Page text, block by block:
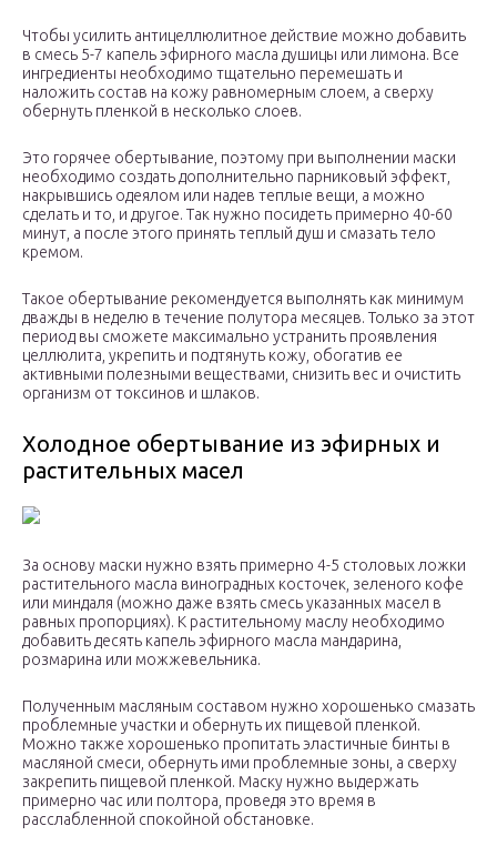
Чтобы усилить антицеллюлитное действие можно добавить
в смесь 5-7 капель эфирного масла душицы или лимона. Все
ингредиенты необходимо тщательно перемешать и
наложить состав на кожу равномерным слоем, а сверху
обернуть пленкой в несколько слоев.
Это горячее обертывание, поэтому при выполнении маски
необходимо создать дополнительно парниковый эффект,
накрывшись одеялом или надев теплые вещи, а можно
сделать и то, и другое. Так нужно посидеть примерно 40-60
минут, а после этого принять теплый душ и смазать тело
кремом.
Такое обертывание рекомендуется выполнять как минимум
дважды в неделю в течение полутора месяцев. Только за этот
период вы сможете максимально устранить проявления
целлюлита, укрепить и подтянуть кожу, обогатив ее
активными полезными веществами, снизить вес и очистить
организм от токсинов и шлаков.
Холодное обертывание из эфирных и
растительных масел
За основу маски нужно взять примерно 4-5 столовых ложки
растительного масла виноградных косточек, зеленого кофе
или миндаля (можно даже взять смесь указанных масел в
равных пропорциях). К растительному маслу необходимо
добавить десять капель эфирного масла мандарина,
розмарина или можжевельника.
Полученным масляным составом нужно хорошенько смазать
проблемные участки и обернуть их пищевой пленкой.
Можно также хорошенько пропитать эластичные бинты в
масляной смеси, обернуть ими проблемные зоны, а сверху
закрепить пищевой пленкой. Маску нужно выдержать
примерно час или полтора, проведя это время в
расслабленной спокойной обстановке.